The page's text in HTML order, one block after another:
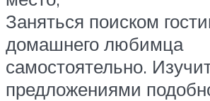
Заняться поиском
домашнего любимца
самостоятельно.
предложениями